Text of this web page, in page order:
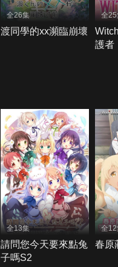
全26集
渡同學的xx瀕臨崩壞
全25
護者
全13集
請問您今天要來點兔
子嗎S2
全12
春原